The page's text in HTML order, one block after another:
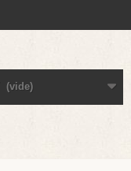
(vide)